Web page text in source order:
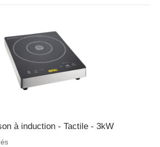
à induction - Tactile - 3kW